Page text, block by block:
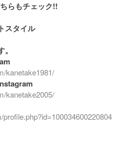
らもチェック!!
スタイル
kanetake1981/
kanetake2005/